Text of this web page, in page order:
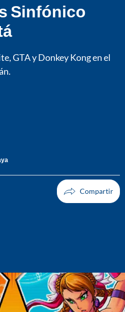
Sinfónico
GTA y Donkey Kong en el